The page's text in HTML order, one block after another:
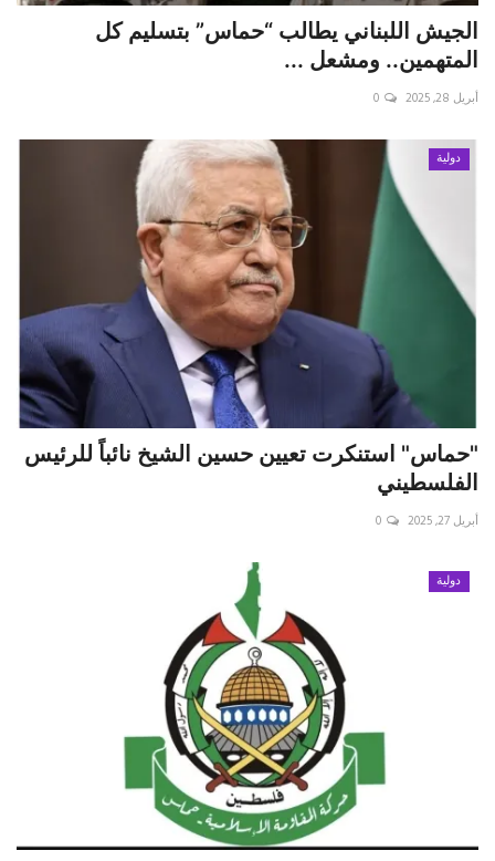
الجيش اللبناني يطالب “حماس” بتسليم كل
المتهمين.. ومشعل ...
أبريل 28, 2025 0
دولية
"حماس" استنكرت تعيين حسين الشيخ نائباً للرئيس
الفلسطيني
أبريل 27, 2025 0
دولية